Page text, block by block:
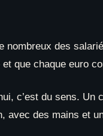
nombreux des
que chaque euro
c’est du sens.
avec des mains et